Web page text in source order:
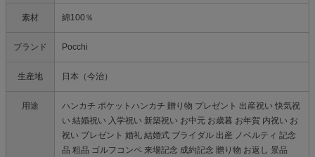
素材 綿100％
ブランド Pocchi
生産地 日本（今治）
用途
ハンカチ ポケットハンカチ 贈り物 プレゼント 出産祝い 快気祝
い 結婚祝い 入学祝い 新築祝い お中元 お歳暮 お年賀 内祝い お
祝い プレゼント 婚礼 結婚式 ブライダル 出産 ノベルティ 記念
品 粗品 ゴルフコンペ 来場記念 成約記念 贈り物 お返し 景品